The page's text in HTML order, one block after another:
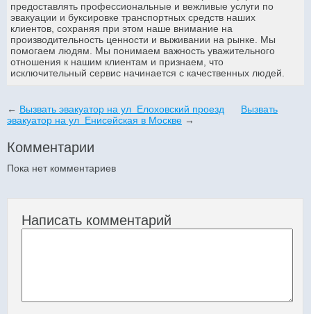
предоставлять профессиональные и вежливые услуги по
эвакуации и буксировке транспортных средств наших
клиентов, сохраняя при этом наше внимание на
производительность ценности и выживании на рынке. Мы
помогаем людям. Мы понимаем важность уважительного
отношения к нашим клиентам и признаем, что
исключительный сервис начинается с качественных людей.
← Вызвать эвакуатор на ул Елоховский проезд
Вызвать
эвакуатор на ул Енисейская в Москве →
Комментарии
Пока нет комментариев
Написать комментарий